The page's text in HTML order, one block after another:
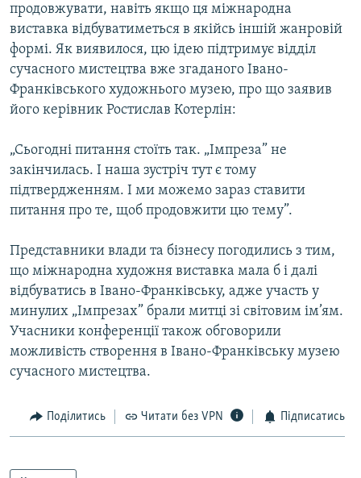
продовжувати, навіть якщо ця міжнародна
виставка відбуватиметься в якійсь іншій жанровій
формі. Як виявилося, цю ідею підтримує відділ
сучасного мистецтва вже згаданого Івано-
Франківського художнього музею, про що заявив
його керівник Ростислав Котерлін:
„Сьогодні питання стоїть так. „Імпреза” не
закінчилась. І наша зустріч тут є тому
підтвердженням. І ми можемо зараз ставити
питання про те, щоб продовжити цю тему”.
Представники влади та бізнесу погодились з тим,
що міжнародна художня виставка мала б і далі
відбуватись в Івано-Франківську, адже участь у
минулих „Імпрезах” брали митці зі світовим ім’ям.
Учасники конференції також обговорили
можливість створення в Івано-Франківську музею
сучасного мистецтва.
Поділитись Читати без VPN Підписатись